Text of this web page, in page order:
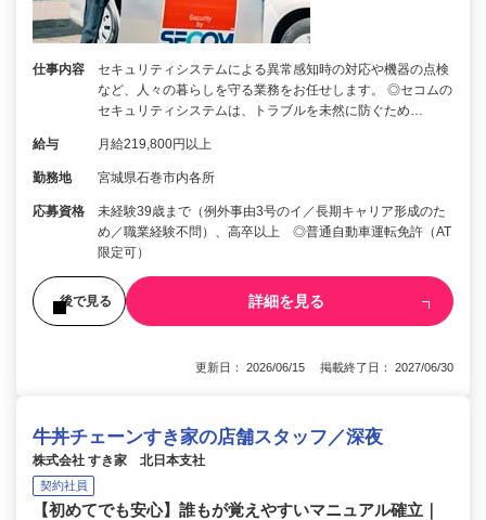
仕事内容
セキュリティシステムによる異常感知時の対応や機器の点検
など、人々の暮らしを守る業務をお任せします。 ◎セコムの
セキュリティシステムは、トラブルを未然に防ぐため…
給与 月給219,800円以上
勤務地 宮城県石巻市内各所
応募資格
未経験39歳まで（例外事由3号のイ／長期キャリア形成のた
め／職業経験不問）、高卒以上 ◎普通自動車運転免許（AT
限定可）
後で見る 詳細を見る
更新日： 2026/06/15 掲載終了日： 2027/06/30
牛丼チェーンすき家の店舗スタッフ／深夜
株式会社 すき家 北日本支社
契約社員
【初めてでも安心】誰もが覚えやすいマニュアル確立｜